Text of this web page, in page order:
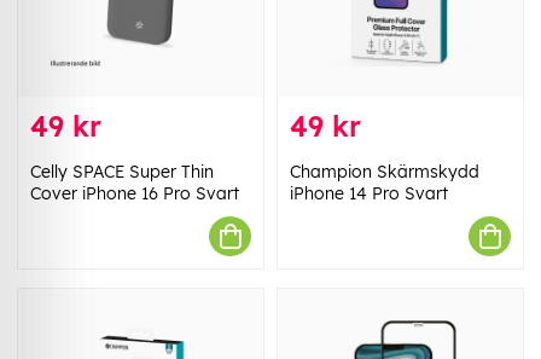
49 kr
Celly SPACE Super Thin
Cover iPhone 16 Pro Svart
49 kr
Champion Skärmskydd
iPhone 14 Pro Svart